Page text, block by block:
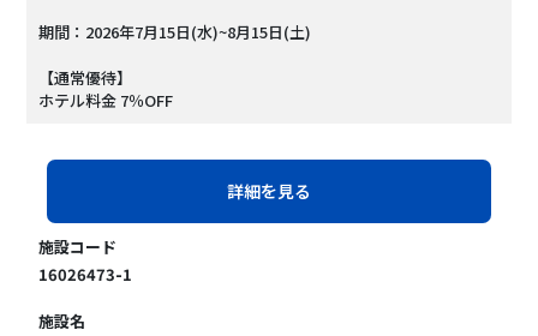
期間：2026年7月15日(水)~8月15日(土)
【通常優待】
ホテル料金 7％OFF
詳細を見る
施設コード
16026473-1
施設名